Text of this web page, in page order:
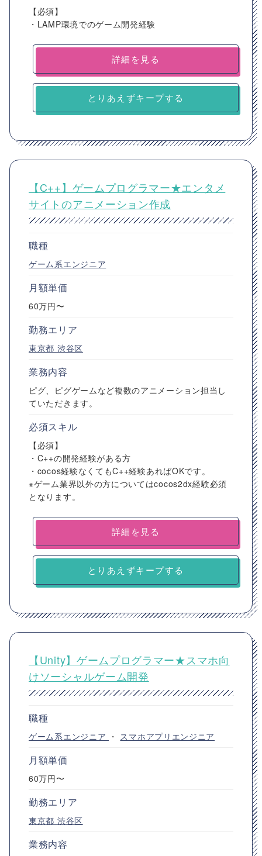
【必須】
・LAMP環境でのゲーム開発経験
詳細を見る
とりあえずキープする
【C++】ゲームプログラマー★エンタメ
サイトのアニメーション作成
職種
ゲーム系エンジニア
月額単価
60万円〜
勤務エリア
東京都 渋谷区
業務内容
ピグ、ピグゲームなど複数のアニメーション担当し
ていただきます。
必須スキル
【必須】
・C++の開発経験がある方
・cocos経験なくてもC++経験あればOKです。
※ゲーム業界以外の方についてはcocos2dx経験必須
となります。
詳細を見る
とりあえずキープする
【Unity】ゲームプログラマー★スマホ向
けソーシャルゲーム開発
職種
ゲーム系エンジニア ・ スマホアプリエンジニア
月額単価
60万円〜
勤務エリア
東京都 渋谷区
業務内容